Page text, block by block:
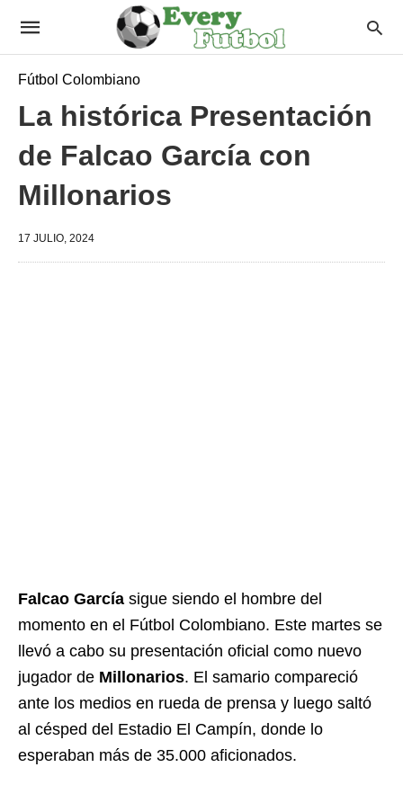
Fútbol Colombiano
La histórica Presentación
de Falcao García con
Millonarios
17 JULIO, 2024
Falcao García sigue siendo el hombre del
momento en el Fútbol Colombiano. Este martes se
llevó a cabo su presentación oficial como nuevo
jugador de Millonarios. El samario compareció
ante los medios en rueda de prensa y luego saltó
al césped del Estadio El Campín, donde lo
esperaban más de 35.000 aficionados.